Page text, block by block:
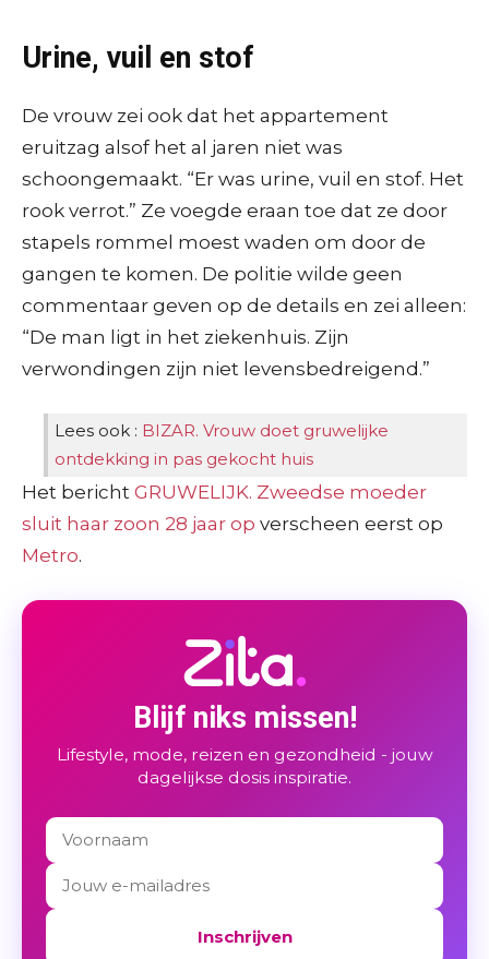
Urine, vuil en stof
De vrouw zei ook dat het appartement
eruitzag alsof het al jaren niet was
schoongemaakt. “Er was urine, vuil en stof. Het
rook verrot.” Ze voegde eraan toe dat ze door
stapels rommel moest waden om door de
gangen te komen. De politie wilde geen
commentaar geven op de details en zei alleen:
“De man ligt in het ziekenhuis. Zijn
verwondingen zijn niet levensbedreigend.”
Lees ook : BIZAR. Vrouw doet gruwelijke
ontdekking in pas gekocht huis
Het bericht GRUWELIJK. Zweedse moeder
sluit haar zoon 28 jaar op verscheen eerst op
Metro.
Blijf niks missen!
Lifestyle, mode, reizen en gezondheid - jouw
dagelijkse dosis inspiratie.
Inschrijven